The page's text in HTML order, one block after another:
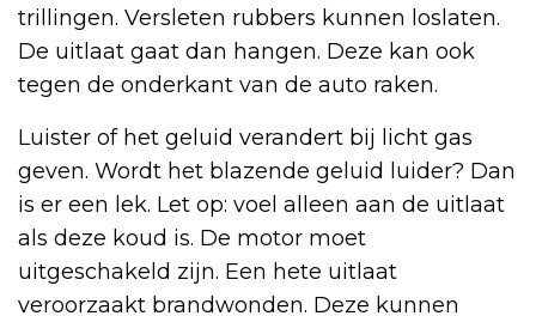
trillingen. Versleten rubbers kunnen loslaten.
De uitlaat gaat dan hangen. Deze kan ook
tegen de onderkant van de auto raken.
Luister of het geluid verandert bij licht gas
geven. Wordt het blazende geluid luider? Dan
is er een lek. Let op: voel alleen aan de uitlaat
als deze koud is. De motor moet
uitgeschakeld zijn. Een hete uitlaat
veroorzaakt brandwonden. Deze kunnen